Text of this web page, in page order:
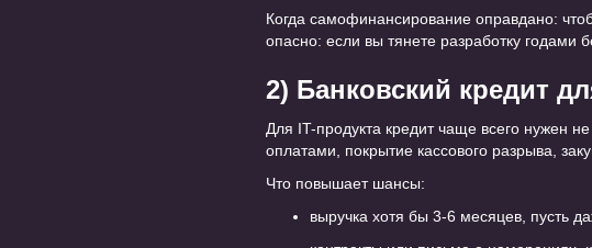
Когда самофинансирование оправдано:
опасно: если вы тянете разработку годами
2) Банковский кредит
Для IT-продукта кредит чаще всего нужен
оплатами, покрытие кассового разрыва,
Что повышает шансы:
выручка хотя бы 3-6 месяцев, пусть